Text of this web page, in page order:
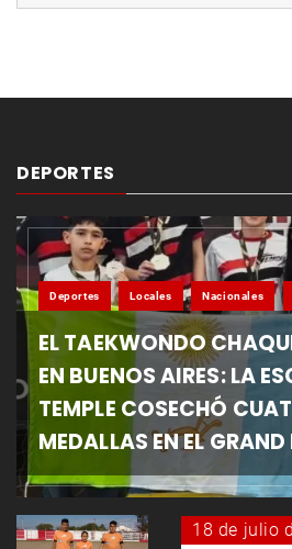
DEPORTES
Deportes Locales Nacionales
EL TAEKWONDO
EN BUENOS AIRES: LA
TEMPLE COSECHÓ
MEDALLAS EN EL
18 de julio